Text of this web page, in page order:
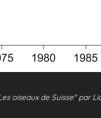
oiseaux de Suisse" par